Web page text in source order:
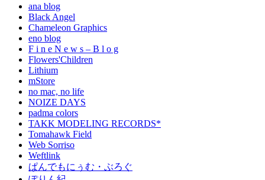
ana blog
Black Angel
Chameleon Graphics
eno blog
F i n e N e w s – B l o g
Flowers'Children
Lithium
mStore
no mac, no life
NOIZE DAYS
padma colors
TAKK MODELING RECORDS*
Tomahawk Field
Web Sorriso
Weftlink
ぱんでもにぅむ・ぶろぐ